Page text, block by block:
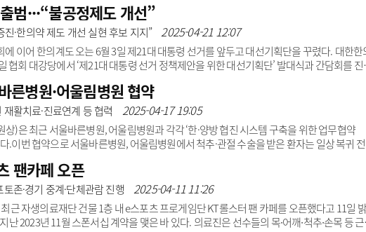
년) 수립 추진 ▲공공인프라 전주기 지원 방안 ▲한의약 해외 진출 활성화 방안이
따라 한의약 육성발전 종합계획을 5년마다 수립하고, 종합계획을 기초로 매년 시행계획을
인 올해는 한의를 지역사회 건강증진에..
범···“불공정제도 개선”
진·한의약 제도 개선 실현 후보 지지” 2025-04-21 12:07
이어 한의계도 오는 6월 3일 제21대 대통령 선거를 앞두고 대선기획단을 꾸렸다. 대한한
협회 대강당에서 ‘제21대 대통령 선거 정책제안을 위한 대선기획단’ 발대식과 간담회를
으로 구성됐다. 대선기획단의 4대 목표도 정해졌다. ▲미래지향적 의료정책 수립에 당당한
한의약 제도 개선·정책 실현 후보 지지 ▲한의약·한의사에게 불합리·불공정 제도 개선 ▲
선진화 적극 참여..
른병원·어울림병원 협약
활치료·진료연계 등 협력 2025-04-17 19:05
)은 최근 서울바른병원, 어울림병원과 각각 ‘한·양방 협진 시스템 구축을 위한 업무협약
.이번 협약으로 서울바른병원, 어울림병원에서 척추·관절 수술을 받은 환자는 일상 복귀 전
을 받을 수 있도록 진료연계를 약속했다.서울바른병원은 척추·관절센터, 비수술재활센터
하고 있다. 어울림병원 역시 2017년 개원한 척추·관절병원이다.박원상 보라매자생한방병원
업무협약은 물론 지역 주민들 건강 증진을 위한 활발한 활동을 ..
팬카페 오픈
존·경기 중계·단체관람 진행 2025-04-11 11:26
근 자생의료재단 건물 1층 내 e스포츠 프로게임단 KT롤스터 팬 카페를 오픈했다고 11일
2023년 11월 스폰서십 계약을 맺은 바 있다. 의료진은 선수들의 목∙어깨∙척추∙손목 등